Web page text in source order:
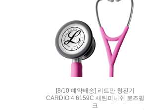
[8/10 예약배송] 리트만 청진기
CARDIO 4 6159C 새틴피니쉬 로즈핑
크